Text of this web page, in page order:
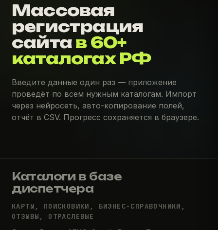
Массовая
регистрация
сайта в 60+
каталогах РФ
Введите данные один раз — приложение
проведёт по всем нужным каталогам. Импорт
через нейросеть, авто-копирование полей,
отчёт в CSV. Прогресс сохраняется в браузере.
Каталоги в базе
диспетчера
КАРТЫ, ПОИСКОВИКИ, БИЗНЕС-СПРАВОЧНИКИ,
ОТЗЫВЫ, ОТРАСЛЕВЫЕ